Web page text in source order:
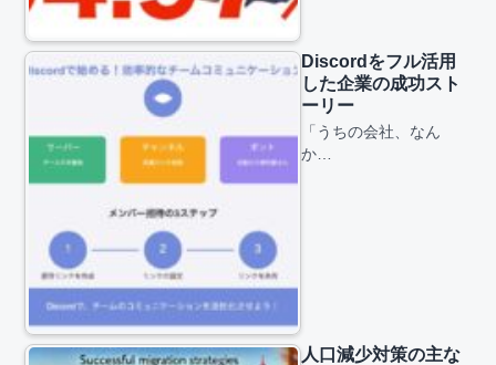
Discordをフル活用
した企業の成功スト
ーリー
「うちの会社、なん
か…
人口減少対策の主な